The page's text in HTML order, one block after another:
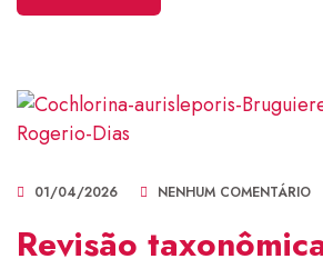
01/04/2026 NENHUM COMENTÁRIO
Revisão